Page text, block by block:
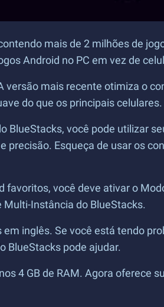
mais de 2 milhões de
Android no PC em vez de
mais recente otimiza o
do que os principais celulares.
BlueStacks, você pode utilizar
Esqueça de usar os
você deve ativar o
Instância do BlueStacks.
inglês. Se você está tendo
BlueStacks pode ajudar.
4 GB de RAM. Agora oferece